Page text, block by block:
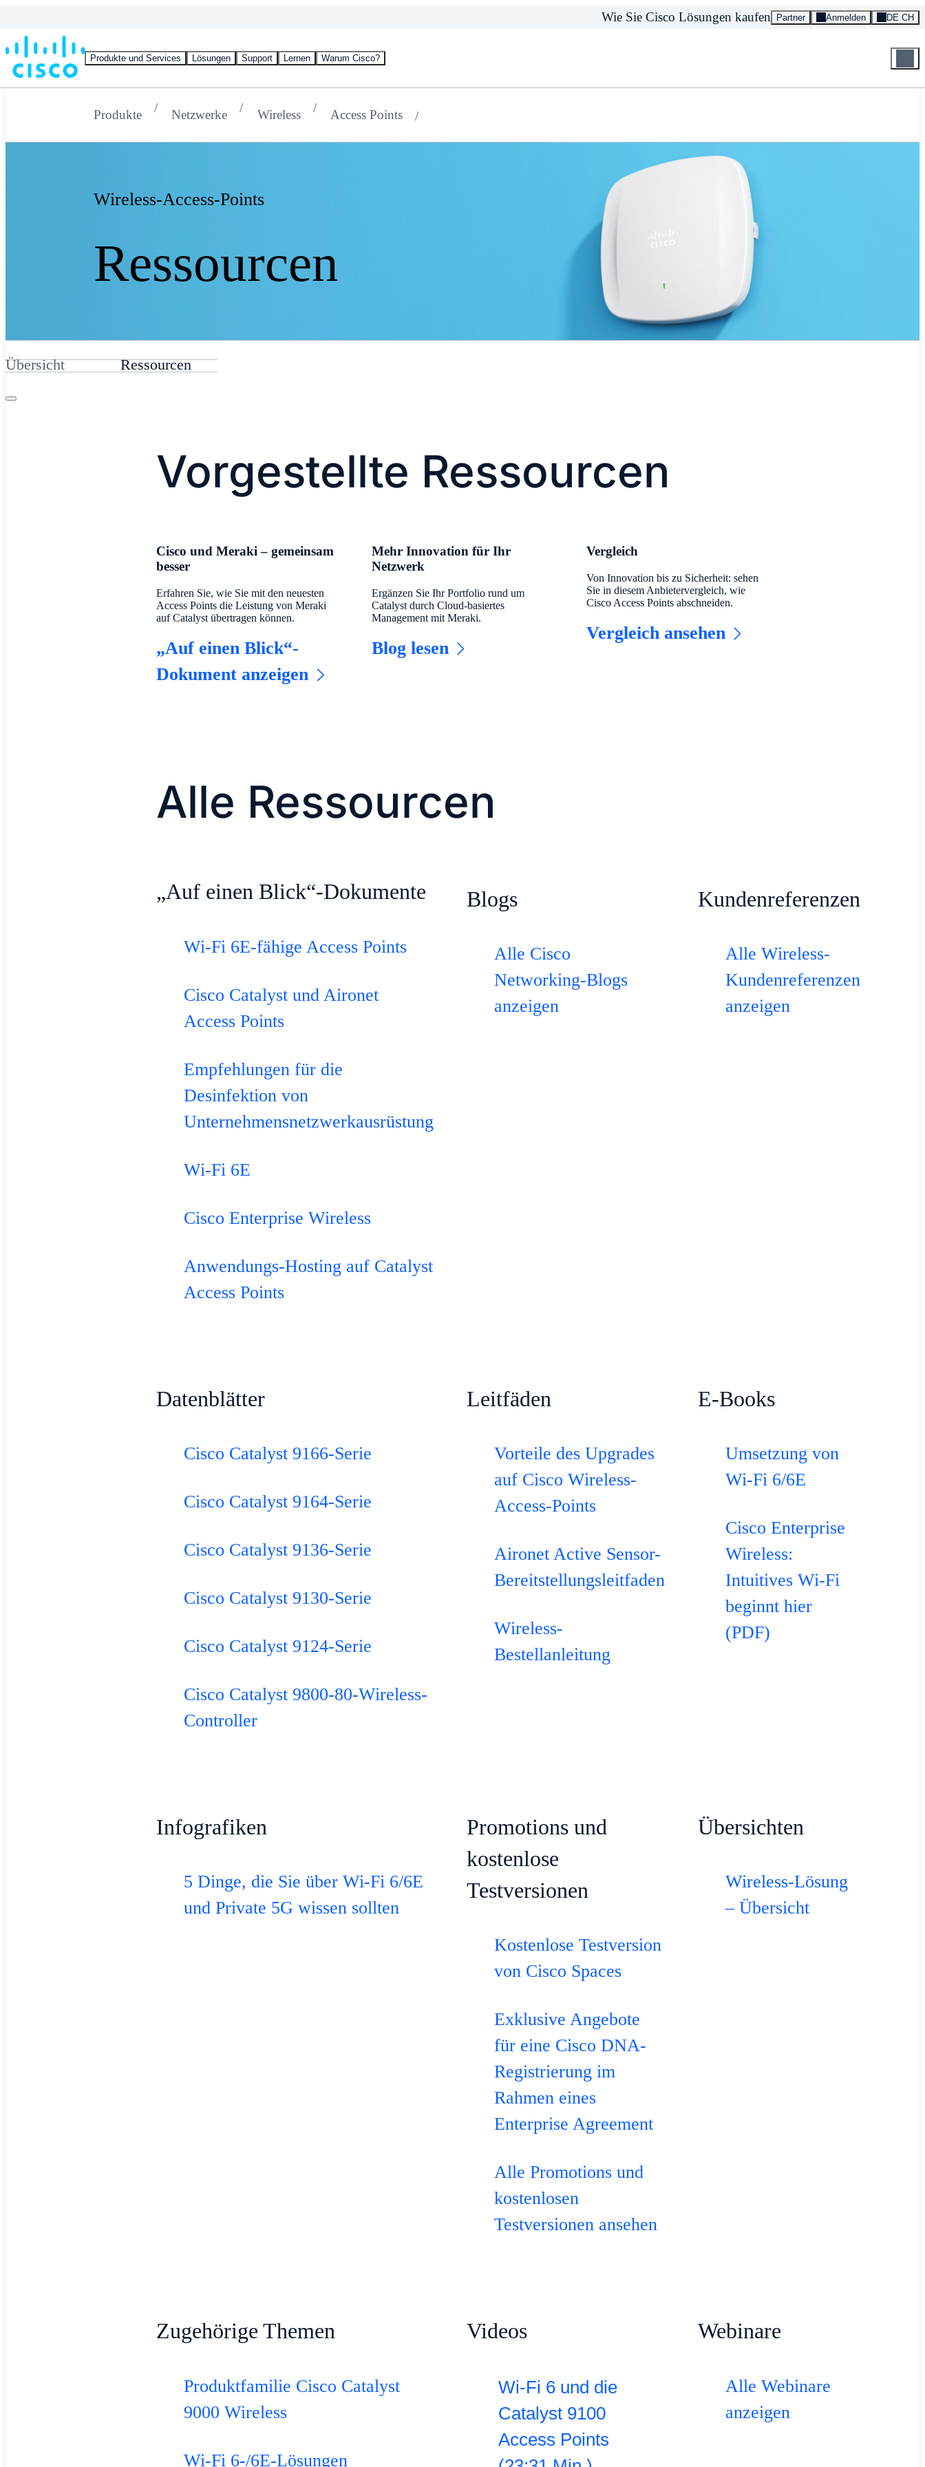
Produkte und Services Lösungen Support Lernen Warum Cisco?
Wie Sie Cisco Lösungen kaufen Partner Anmelden DE CH
Produkte Netzwerke Wireless Access Points
Wireless-Access-Points
Ressourcen
Übersicht Ressourcen
Vorgestellte Ressourcen
Cisco und Meraki – gemeinsam
besser
Erfahren Sie, wie Sie mit den neuesten
Access Points die Leistung von Meraki
auf Catalyst übertragen können.
„Auf einen Blick“-
Dokument anzeigen
Mehr Innovation für Ihr
Netzwerk
Ergänzen Sie Ihr Portfolio rund um
Catalyst durch Cloud-basiertes
Management mit Meraki.
Blog lesen
Vergleich
Von Innovation bis zu Sicherheit: sehen
Sie in diesem Anbietervergleich, wie
Cisco Access Points abschneiden.
Vergleich ansehen
Alle Ressourcen
„Auf einen Blick“-Dokumente
Wi-Fi 6E-fähige Access Points
Cisco Catalyst und Aironet
Access Points
Empfehlungen für die
Desinfektion von
Unternehmensnetzwerkausrüstung
Wi-Fi 6E
Cisco Enterprise Wireless
Anwendungs-Hosting auf Catalyst
Access Points
Blogs
Alle Cisco
Networking-Blogs
anzeigen
Kundenreferenzen
Alle Wireless-
Kundenreferenzen
anzeigen
Datenblätter
Cisco Catalyst 9166-Serie
Cisco Catalyst 9164-Serie
Cisco Catalyst 9136-Serie
Cisco Catalyst 9130-Serie
Cisco Catalyst 9124-Serie
Cisco Catalyst 9800-80-Wireless-
Controller
Leitfäden
Vorteile des Upgrades
auf Cisco Wireless-
Access-Points
Aironet Active Sensor-
Bereitstellungsleitfaden
Wireless-
Bestellanleitung
E-Books
Umsetzung von
Wi-Fi 6/6E
Cisco Enterprise
Wireless:
Intuitives Wi-Fi
beginnt hier
(PDF)
Infografiken
5 Dinge, die Sie über Wi-Fi 6/6E
und Private 5G wissen sollten
Promotions und
kostenlose
Testversionen
Kostenlose Testversion
von Cisco Spaces
Exklusive Angebote
für eine Cisco DNA-
Registrierung im
Rahmen eines
Enterprise Agreement
Alle Promotions und
kostenlosen
Testversionen ansehen
Übersichten
Wireless-Lösung
– Übersicht
Zugehörige Themen
Produktfamilie Cisco Catalyst
9000 Wireless
Wi-Fi 6-/6E-Lösungen
Videos
Wi-Fi 6 und die
Catalyst 9100
Access Points
Webinare
Alle Webinare
anzeigen